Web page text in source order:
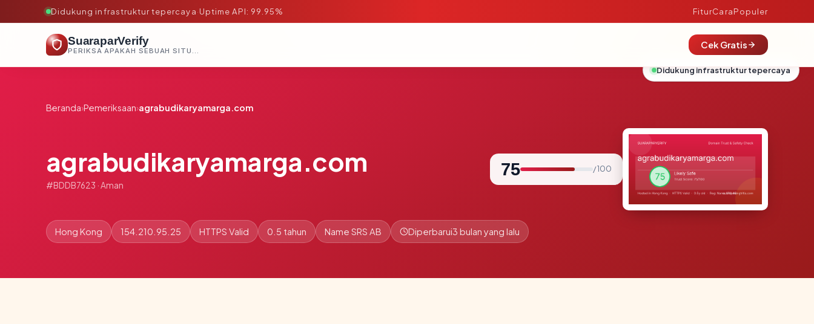
Didukung infrastruktur tepercaya·Uptime API: 99.95% FiturCaraPopuler
SuaraparVerify
PERIKSA APAKAH SEBUAH SITUS AMAN, TEPERCAYA, DAN TERVERIFIKASI DALAM HITUNGAN DETIK.
Cek Gratis
Beranda›Pemeriksaan›agrabudikaryamarga.com
agrabudikaryamarga.com
#BDDB7623 · Aman
75 / 100
Hong Kong 154.210.95.25 HTTPS Valid 0.5 tahun Name SRS AB Diperbarui3 bulan yang lalu
Didukung infrastruktur tepercaya